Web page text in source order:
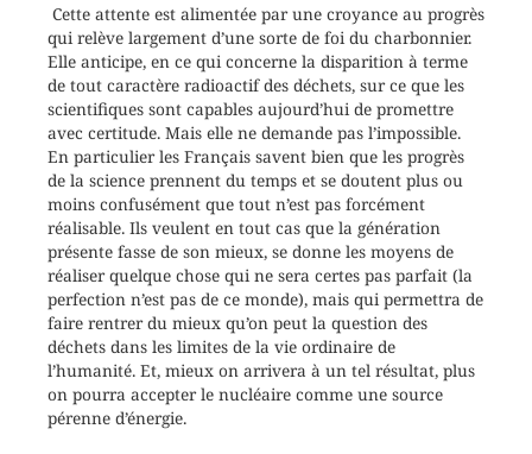
Cette attente est alimentée par une croyance au progrès
qui relève largement d’une sorte de foi du charbonnier.
Elle anticipe, en ce qui concerne la disparition à terme
de tout caractère radioactif des déchets, sur ce que les
scientifiques sont capables aujourd’hui de promettre
avec certitude. Mais elle ne demande pas l’impossible.
En particulier les Français savent bien que les progrès
de la science prennent du temps et se doutent plus ou
moins confusément que tout n’est pas forcément
réalisable. Ils veulent en tout cas que la génération
présente fasse de son mieux, se donne les moyens de
réaliser quelque chose qui ne sera certes pas parfait (la
perfection n’est pas de ce monde), mais qui permettra de
faire rentrer du mieux qu’on peut la question des
déchets dans les limites de la vie ordinaire de
l’humanité. Et, mieux on arrivera à un tel résultat, plus
on pourra accepter le nucléaire comme une source
pérenne d’énergie.